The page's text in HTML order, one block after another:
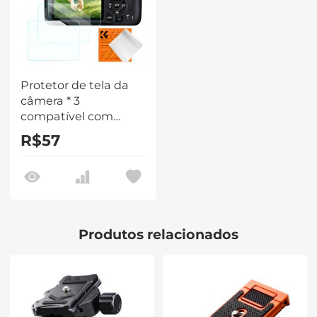
Protetor de tela da
câmera * 3
compatível com
Canon Rebel T7, T6,
T5, vidro temperado
mm com nível de
R$57
Produtos relacionados